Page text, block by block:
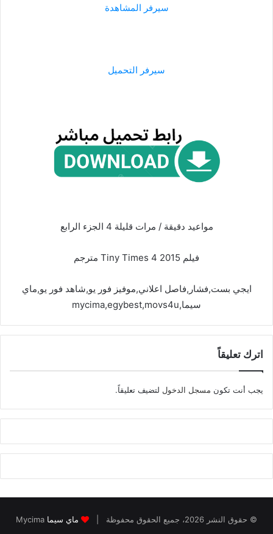
سيرفر المشاهدة
سيرفر التحميل
مواعيد دقيقة / مرات قليلة 4 الجزء الرابع
فيلم Tiny Times 4 2015 مترجم
ايجي بست,فشار,فاصل اعلاني,موفيز فور يو,شاهد فور يو,ماي
سيما,mycima,egybest,movs4u
اترك تعليقاً
يجب أنت تكون مسجل الدخول لتضيف تعليقاً.
© حقوق النشر 2026، جميع الحقوق محفوظة | ماي سيما